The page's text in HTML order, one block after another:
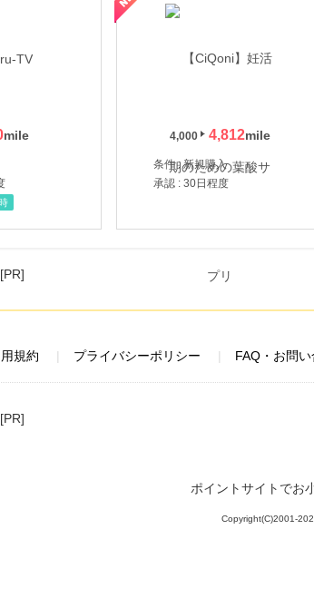
4,000 4,812
条件 : 新規購入
承認 : 30日程度
[PR]
規約 プライバシーポリシー FAQ・お問
[PR]
ポイントサイトでお
Copyright(C)2001-